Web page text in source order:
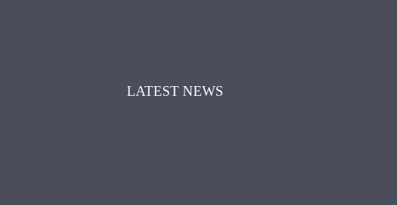
LATEST NEWS